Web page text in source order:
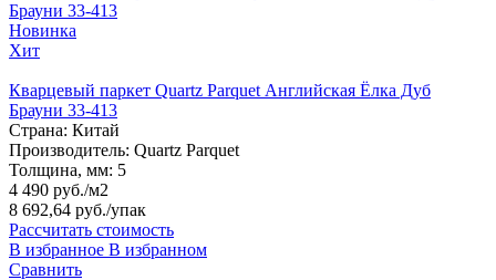
Новинка
Хит
Кварцевый паркет Quartz Parquet Английская Ёлка Дуб
Брауни 33-413
Страна: Китай
Производитель: Quartz Parquet
Толщина, мм: 5
4 490 руб./м2
8 692,64 руб./упак
Рассчитать стоимость
В избранное В избранном
Сравнить